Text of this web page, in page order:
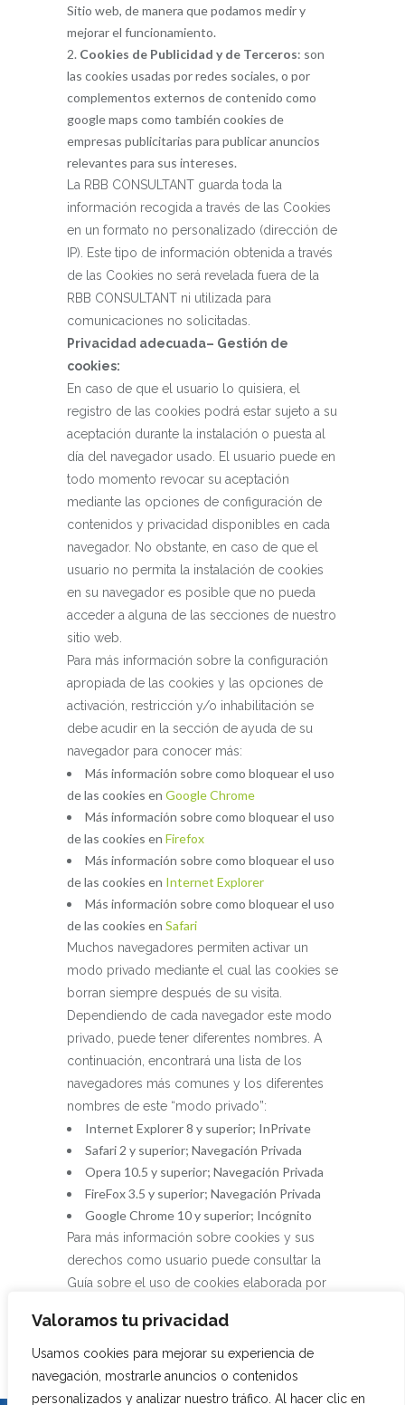
Valoramos tu privacidad
Usamos cookies para mejorar su experiencia de
navegación, mostrarle anuncios o contenidos
personalizados y analizar nuestro tráfico. Al hacer clic en
Sitio web, de manera que podamos medir y
mejorar el funcionamiento.
Cookies de Publicidad y de Terceros: son
las cookies usadas por redes sociales, o por
complementos externos de contenido como
google maps como también cookies de
empresas publicitarias para publicar anuncios
relevantes para sus intereses.
La RBB CONSULTANT guarda toda la
información recogida a través de las Cookies
en un formato no personalizado (dirección de
IP). Este tipo de información obtenida a través
de las Cookies no será revelada fuera de la
RBB CONSULTANT ni utilizada para
comunicaciones no solicitadas.
Privacidad adecuada– Gestión de
cookies:
En caso de que el usuario lo quisiera, el
registro de las cookies podrá estar sujeto a su
aceptación durante la instalación o puesta al
día del navegador usado. El usuario puede en
todo momento revocar su aceptación
mediante las opciones de configuración de
contenidos y privacidad disponibles en cada
navegador. No obstante, en caso de que el
usuario no permita la instalación de cookies
en su navegador es posible que no pueda
acceder a alguna de las secciones de nuestro
sitio web.
Para más información sobre la configuración
apropiada de las cookies y las opciones de
activación, restricción y/o inhabilitación se
debe acudir en la sección de ayuda de su
navegador para conocer más:
Más información sobre como bloquear el uso
de las cookies en Google Chrome
Más información sobre como bloquear el uso
de las cookies en Firefox
Más información sobre como bloquear el uso
de las cookies en Internet Explorer
Más información sobre como bloquear el uso
de las cookies en Safari
Muchos navegadores permiten activar un
modo privado mediante el cual las cookies se
borran siempre después de su visita.
Dependiendo de cada navegador este modo
privado, puede tener diferentes nombres. A
continuación, encontrará una lista de los
navegadores más comunes y los diferentes
nombres de este “modo privado”:
Internet Explorer 8 y superior; InPrivate
Safari 2 y superior; Navegación Privada
Opera 10.5 y superior; Navegación Privada
FireFox 3.5 y superior; Navegación Privada
Google Chrome 10 y superior; Incógnito
Para más información sobre cookies y sus
derechos como usuario puede consultar la
Guía sobre el uso de cookies elaborada por
http://www.interior.gob.es/documents/10180/13073/
1e55-42b5-aeee-f7c46a319903